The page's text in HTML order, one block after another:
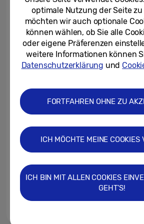
29.09.2017
IFA:
Auswahl an
Samsung
Farben bei
29.09.2017
22.09.2017
optimale Nutzung der Seite
möchten wir auch optionale
können wählen, ob Sie alle
oder eigene Präferenzen
weitere Informationen können
Datenschutzerklärung und
FORTFAHREN OHNE ZU
ICH MÖCHTE MEINE COOKIES
ICH BIN MIT ALLEN COOKIES
GEHT'S!